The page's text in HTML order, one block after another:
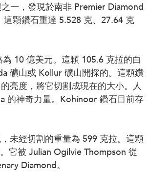
一，發現於南非 Premier Diamond
顆鑽石重達 5.528 克、27.64 克
10 億美元。這顆 105.6 克拉的白
礦山或 Kollur 礦山開採的。這顆鑽
亮度，將它切割成現在的大小。人
的神奇力量。Kohinoor 鑽石目前存
未經切割的重量為 599 克拉。這顆
它被 Julian Ogilvie Thompson 從
Diamond。